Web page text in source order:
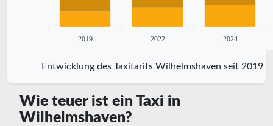
2019 2022 2024
Entwicklung des Taxitarifs Wilhelmshaven seit 2019
Wie teuer ist ein Taxi in
Wilhelmshaven?